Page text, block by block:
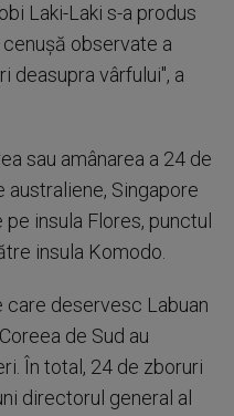
Laki-Laki s-a produs
cenuşă observate a
deasupra vârfului'', a
sau amânarea a 24 de
Singapore
insula Flores, punctul
insula Komodo.
care deservesc Labuan
de Sud au
În total, 24 de zboruri
directorul general al